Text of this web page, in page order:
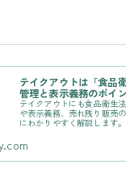
テイクアウトは「食品
管理と表示義務のポイ
テイクアウトにも食品衛生
や表示義務、売れ残り販売
にわかりやすく解説します。